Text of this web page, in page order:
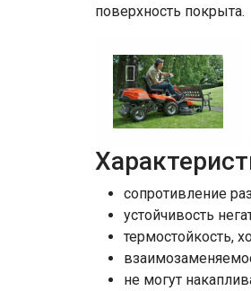
поверхность покрыта.
сопротивление
устойчивость
термостойкость,
не могут